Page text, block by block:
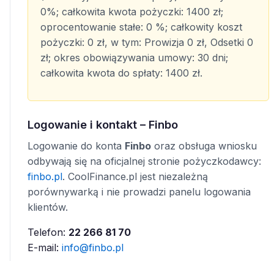
0%; całkowita kwota pożyczki: 1400 zł;
oprocentowanie stałe: 0 %; całkowity koszt
pożyczki: 0 zł, w tym: Prowizja 0 zł, Odsetki 0
zł; okres obowiązywania umowy: 30 dni;
całkowita kwota do spłaty: 1400 zł.
Logowanie i kontakt – Finbo
Logowanie do konta Finbo oraz obsługa wniosku
odbywają się na oficjalnej stronie pożyczkodawcy:
finbo.pl. CoolFinance.pl jest niezależną
porównywarką i nie prowadzi panelu logowania
klientów.
Telefon: 22 266 81 70
E-mail: info@finbo.pl